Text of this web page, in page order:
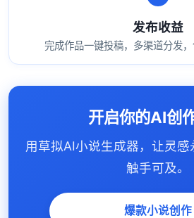
发布收益
完成作品一键投稿，多渠道分发，
开启你的AI创
用草拟AI小说生成器，让灵
触手可及。
爆款小说创作